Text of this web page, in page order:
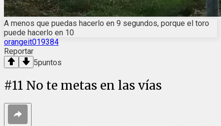
A menos que puedas hacerlo en 9 segundos, porque el toro
puede hacerlo en 10
orangeit019384
Reportar
5puntos
#11 No te metas en las vías